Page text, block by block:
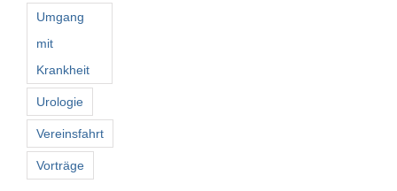
Umgang
mit
Krankheit
Urologie
Vereinsfahrt
Vorträge